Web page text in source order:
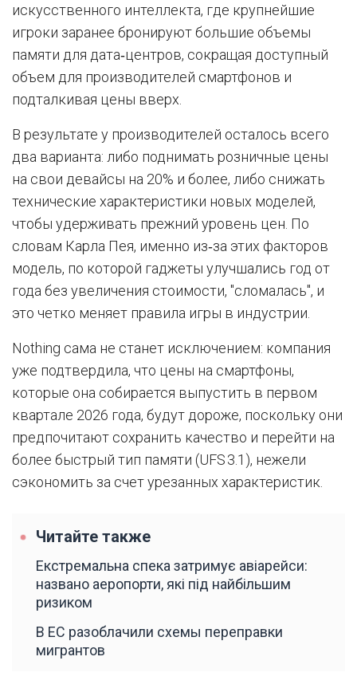
искусственного интеллекта, где крупнейшие
игроки заранее бронируют большие объемы
памяти для дата‑центров, сокращая доступный
объем для производителей смартфонов и
подталкивая цены вверх.
В результате у производителей осталось всего
два варианта: либо поднимать розничные цены
на свои девайсы на 20% и более, либо снижать
технические характеристики новых моделей,
чтобы удерживать прежний уровень цен. По
словам Карла Пея, именно из‑за этих факторов
модель, по которой гаджеты улучшались год от
года без увеличения стоимости, "сломалась", и
это четко меняет правила игры в индустрии.
Nothing сама не станет исключением: компания
уже подтвердила, что цены на смартфоны,
которые она собирается выпустить в первом
квартале 2026 года, будут дороже, поскольку они
предпочитают сохранить качество и перейти на
более быстрый тип памяти (UFS 3.1), нежели
сэкономить за счет урезанных характеристик.
Читайте также
Екстремальна спека затримує авіарейси:
названо аеропорти, які під найбільшим
ризиком
В ЕС разоблачили схемы переправки
мигрантов